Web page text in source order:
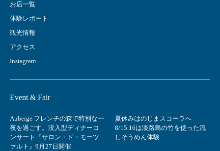
お店一覧
体験レポート
観光情報
アクセス
Instagram
Event & Fair
Auberge フレンチの森で特別な一
夜を過ごす。没入型ディナーコ
ンサート『サロン・ド・モーツ
ァルト』9月27日開催
夏休みはのじまスコーラへ
8/15.16は淡路島の竹を使った流
しそうめん体験